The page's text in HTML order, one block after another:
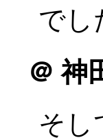
でし
＠ 神
そし